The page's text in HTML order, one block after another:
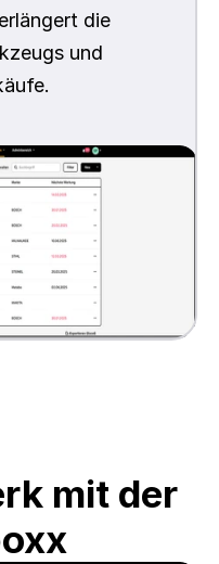
die
und
mit der